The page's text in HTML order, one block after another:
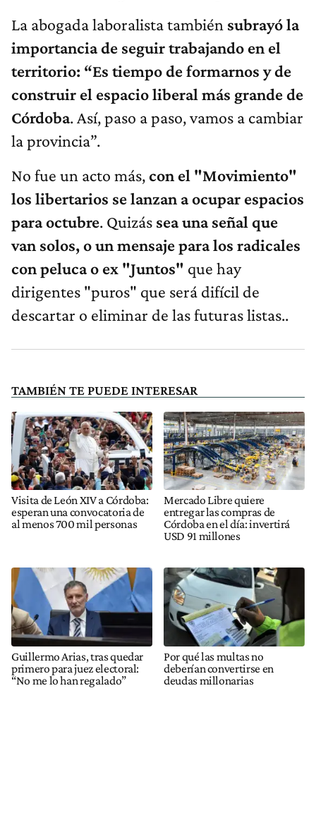
La abogada laboralista también subrayó la
importancia de seguir trabajando en el
territorio: “Es tiempo de formarnos y de
construir el espacio liberal más grande de
Córdoba. Así, paso a paso, vamos a cambiar
la provincia”.
No fue un acto más,con el "Movimiento"
los libertarios se lanzan a ocupar espacios
para octubre. Quizás sea una señal que
van solos, o un mensaje para los radicales
con peluca o ex "Juntos" que hay
dirigentes "puros" que será difícil de
descartar o eliminar de las futuras listas..
TAMBIÉN TE PUEDE INTERESAR
Visita de León XIV a Córdoba:
esperan una convocatoria de
al menos 700 mil personas
Mercado Libre quiere
entregar las compras de
Córdoba en el día: invertirá
USD 91 millones
Guillermo Arias, tras quedar
primero para juez electoral:
“No me lo han regalado”
Por qué las multas no
deberían convertirse en
deudas millonarias